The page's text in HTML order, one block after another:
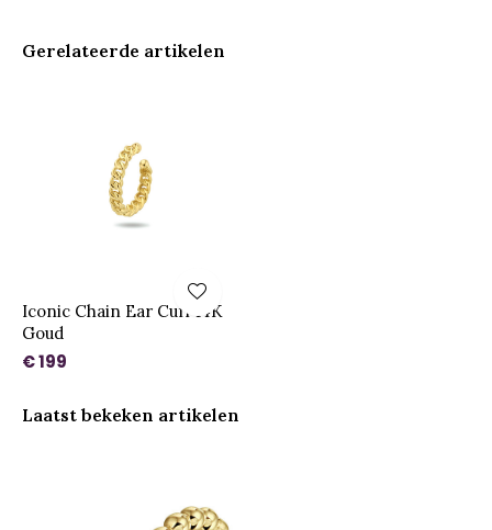
Gerelateerde artikelen
Iconic Chain Ear Cuff 14K
Goud
€ 199
Laatst bekeken artikelen